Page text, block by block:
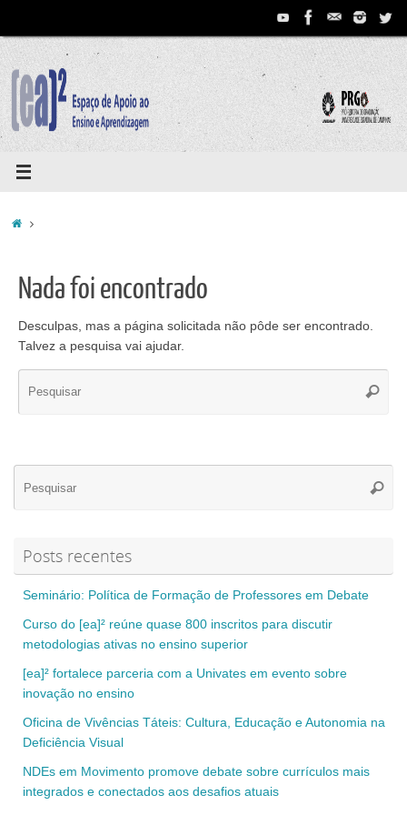
conteúdo
Home
Nada foi encontrado
Desculpas, mas a página solicitada não pôde ser encontrado.
Talvez a pesquisa vai ajudar.
Posts recentes
Seminário: Política de Formação de Professores em Debate
Curso do [ea]² reúne quase 800 inscritos para discutir
metodologias ativas no ensino superior
[ea]² fortalece parceria com a Univates em evento sobre
inovação no ensino
Oficina de Vivências Táteis: Cultura, Educação e Autonomia na
Deficiência Visual
NDEs em Movimento promove debate sobre currículos mais
integrados e conectados aos desafios atuais